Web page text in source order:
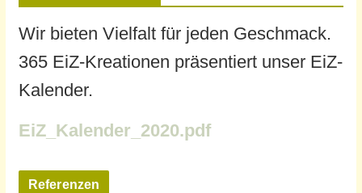
Wir bieten Vielfalt für jeden Geschmack.
365 EiZ-Kreationen präsentiert unser EiZ-
Kalender.
EiZ_Kalender_2020.pdf
Referenzen